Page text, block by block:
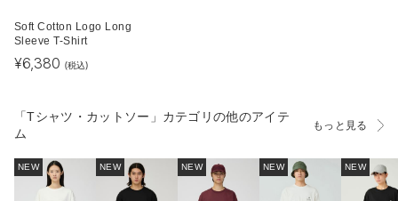
Soft Cotton Logo Long
Sleeve T-Shirt
¥6,380 (税込)
「Tシャツ・カットソー」カテゴリの他のアイテ
ム
もっと見る
NEW NEW NEW NEW NEW